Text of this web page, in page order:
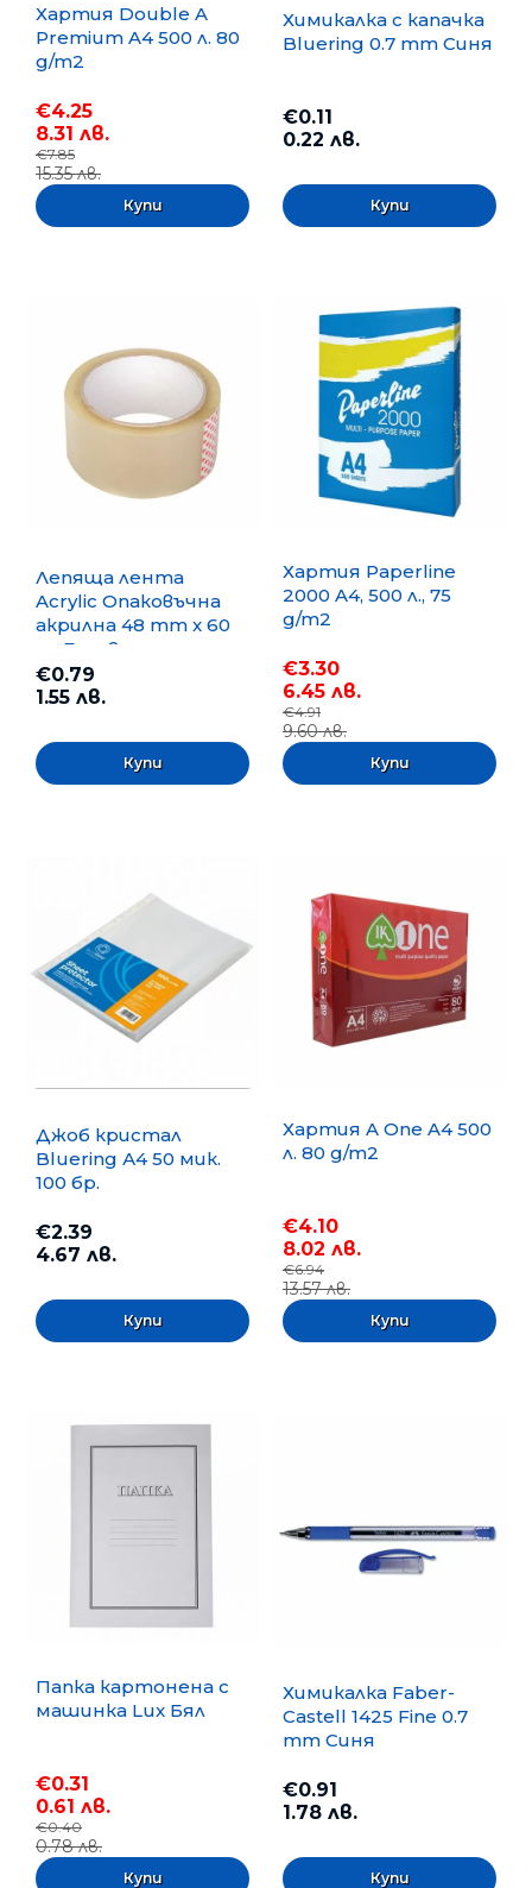
Хартия Double A
Premium A4 500 л. 80
g/m2
€4.25
8.31 лв.
€7.85
15.35 лв.
Химикалка с капачка
Bluering 0.7 mm Синя
€0.11
0.22 лв.
Лепяща лента
Acrylic Опаковъчна
акрилна 48 mm x 60
m, Безцветна
€0.79
1.55 лв.
Хартия Paperline
2000 A4, 500 л., 75
g/m2
€3.30
6.45 лв.
€4.91
9.60 лв.
Джоб кристал
Bluering А4 50 мик.
100 бр.
€2.39
4.67 лв.
Хартия A One A4 500
л. 80 g/m2
€4.10
8.02 лв.
€6.94
13.57 лв.
Папка картонена с
машинка Lux Бял
€0.31
0.61 лв.
€0.40
0.78 лв.
Химикалка Faber-
Castell 1425 Fine 0.7
mm Синя
€0.91
1.78 лв.